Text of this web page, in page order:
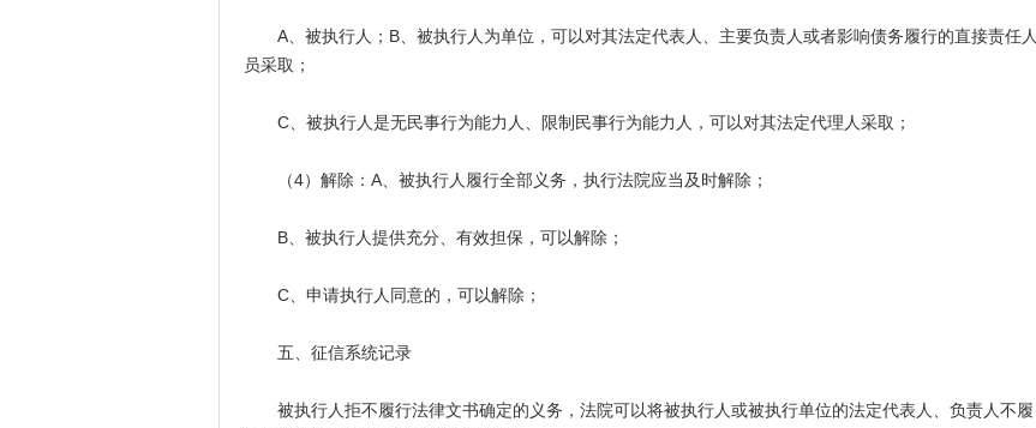
A、被执行人；B、被执行人为单位，可以对其法定代表人、主要负责人或者影响债务履行的直接责任人
员采取；
C、被执行人是无民事行为能力人、限制民事行为能力人，可以对其法定代理人采取；
（4）解除：A、被执行人履行全部义务，执行法院应当及时解除；
B、被执行人提供充分、有效担保，可以解除；
C、申请执行人同意的，可以解除；
五、征信系统记录
被执行人拒不履行法律文书确定的义务，法院可以将被执行人或被执行单位的法定代表人、负责人不履